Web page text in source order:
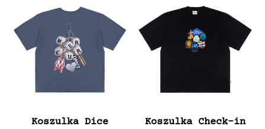
Koszulka Dice Koszulka Check-in